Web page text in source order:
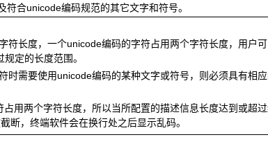
合unicode编码规范的其它文字和符号。
长度，一个unicode编码的字符占用两个字符长度，用户可
定的长度范围。
需要使用unicode编码的某种文字或符号，则必须具有相
用两个字符长度，所以当所配置的描述信息长度达到或超
断，终端软件会在换行处之后显示乱码。